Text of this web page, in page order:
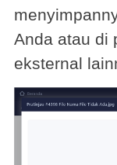
Anda atau di
eksternal